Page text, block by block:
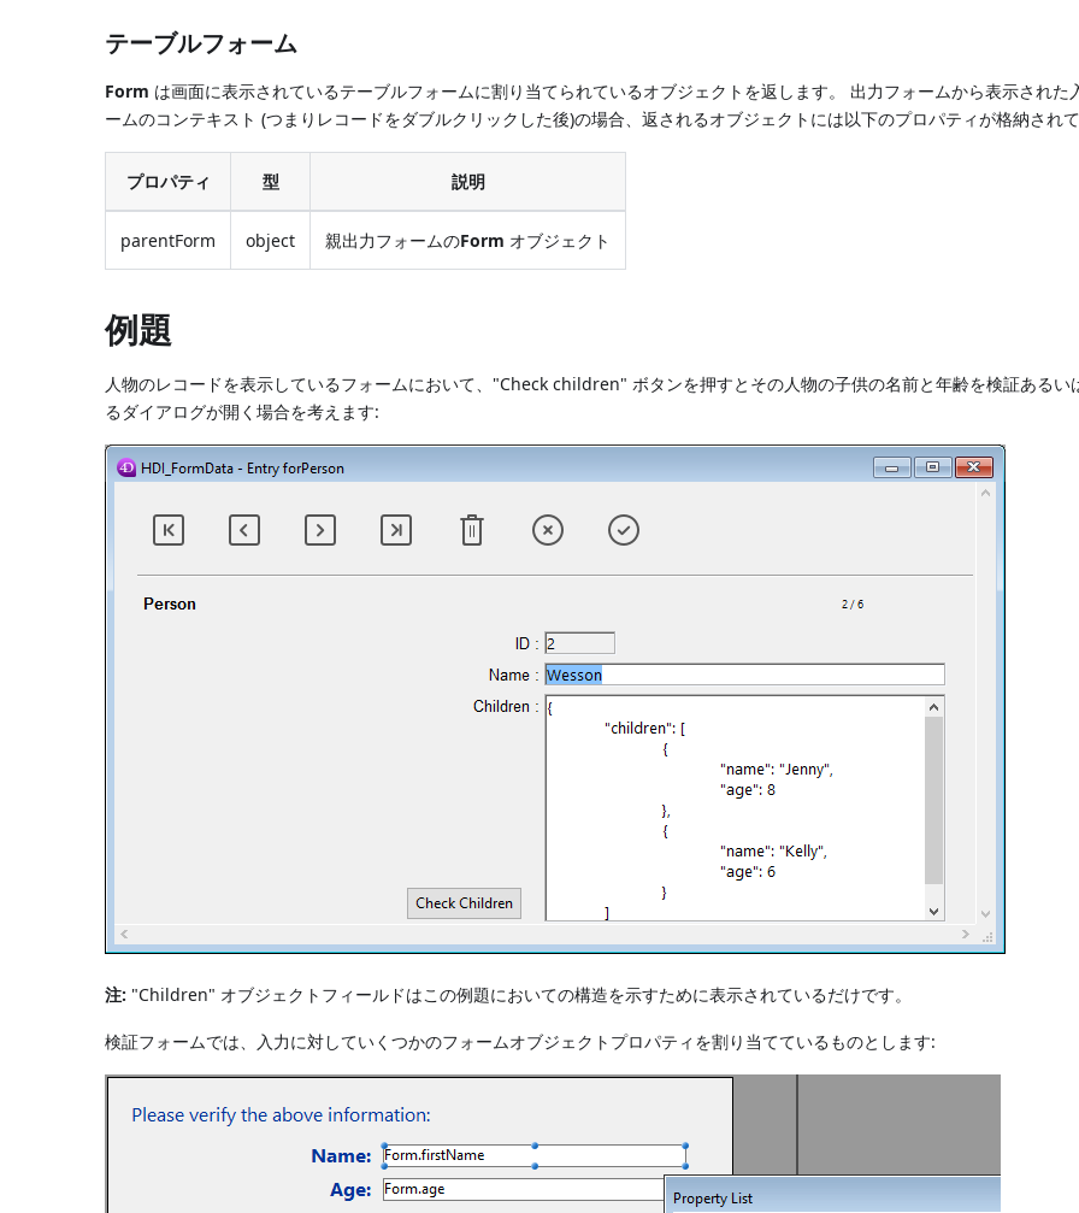
テーブルフォーム
Form は画面に表示されているテーブルフォームに割り当てられているオブジェクトを返します。 出力フォームから表示された
ームのコンテキスト (つまりレコードをダブルクリックした後)の場合、返されるオブジェクトには以下のプロパティが格納され
プロパティ 型 説明
parentForm object 親出力フォームのForm オブジェクト
例題
人物のレコードを表示しているフォームにおいて、"Check children" ボタンを押すとその人物の子供の名前と年齢を検証あるい
るダイアログが開く場合を考えます:
注: "Children" オブジェクトフィールドはこの例題においての構造を示すために表示されているだけです。
検証フォームでは、入力に対していくつかのフォームオブジェクトプロパティを割り当てているものとします: